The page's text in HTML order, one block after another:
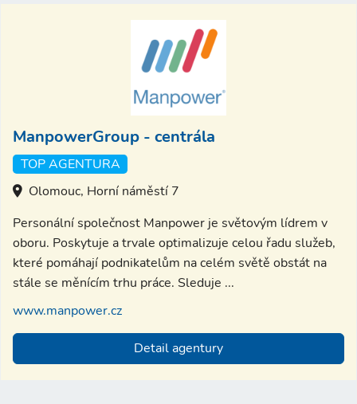
ManpowerGroup - centrála
TOP AGENTURA
Olomouc, Horní náměstí 7
Personální společnost Manpower je světovým lídrem v
oboru. Poskytuje a trvale optimalizuje celou řadu služeb,
které pomáhají podnikatelům na celém světě obstát na
stále se měnícím trhu práce. Sleduje ...
www.manpower.cz
Detail agentury